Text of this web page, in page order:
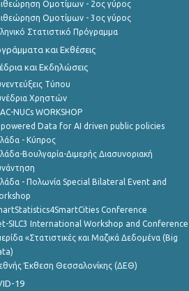
Ομοτίμων - 2ος γύρος
Ομοτίμων - 3ος γύρος
Στατιστικό Πρόγραμμα
και Εκθέσεις
και Εκδηλώσεις
Τύπου
Χρηστών
NUCs WORKSHOP
powered Data for AI driven public policies
- Κύπρος
Βουλγαρία-Διμερής Διασυνοριακή
- Πολωνία Special Bilateral Event and
Conference
SILC3 International Workshop and Conference
«Στατιστικές και Μαζικά Δεδομένα (Big
Έκθεση Θεσσαλονίκης (ΔΕΘ)
19